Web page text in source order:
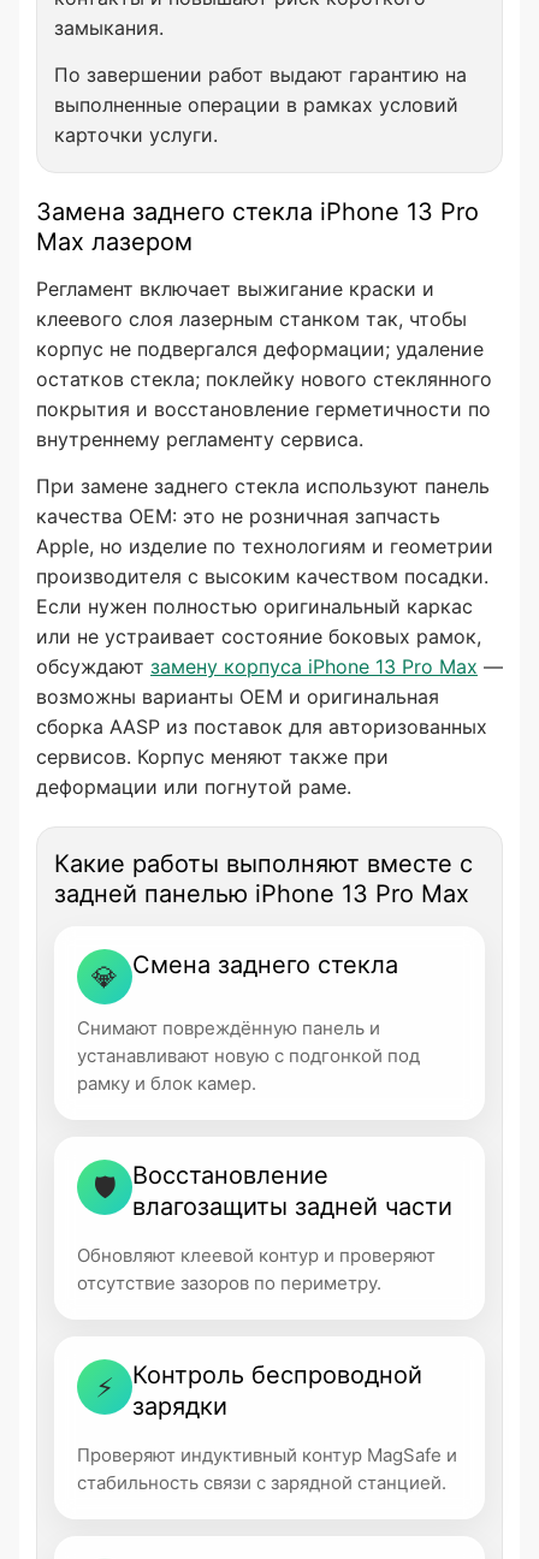
замыкания.
По завершении работ выдают гарантию на
выполненные операции в рамках условий
карточки услуги.
Замена заднего стекла iPhone 13 Pro
Max лазером
Регламент включает выжигание краски и
клеевого слоя лазерным станком так, чтобы
корпус не подвергался деформации; удаление
остатков стекла; поклейку нового стеклянного
покрытия и восстановление герметичности по
внутреннему регламенту сервиса.
При замене заднего стекла используют панель
качества OEM: это не розничная запчасть
Apple, но изделие по технологиям и геометрии
производителя с высоким качеством посадки.
Если нужен полностью оригинальный каркас
или не устраивает состояние боковых рамок,
обсуждают замену корпуса iPhone 13 Pro Max —
возможны варианты OEM и оригинальная
сборка AASP из поставок для авторизованных
сервисов. Корпус меняют также при
деформации или погнутой раме.
Какие работы выполняют вместе с
задней панелью iPhone 13 Pro Max
💎 Смена заднего стекла
Снимают повреждённую панель и
устанавливают новую с подгонкой под
рамку и блок камер.
🛡
Восстановление
влагозащиты задней части
Обновляют клеевой контур и проверяют
отсутствие зазоров по периметру.
⚡
Контроль беспроводной
зарядки
Проверяют индуктивный контур MagSafe и
стабильность связи с зарядной станцией.